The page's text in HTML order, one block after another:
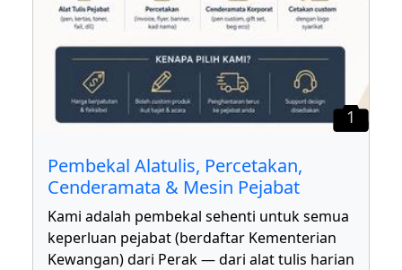
1
Pembekal Alatulis, Percetakan,
Cenderamata & Mesin Pejabat
Kami adalah pembekal sehenti untuk semua
keperluan pejabat (berdaftar Kementerian
Kewangan) dari Perak — dari alat tulis harian